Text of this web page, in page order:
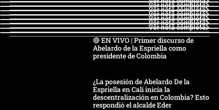
Ver nota completa
Ver nota completa
Ver nota completa
Ver nota completa
Ver nota completa
Ver nota completa
🔴 EN VIVO | Primer discurso de
Abelardo de la Espriella como
presidente de Colombia
¿La posesión de Abelardo De la
Espriella en Cali inicia la
descentralización en Colombia? Esto
respondió el alcalde Eder